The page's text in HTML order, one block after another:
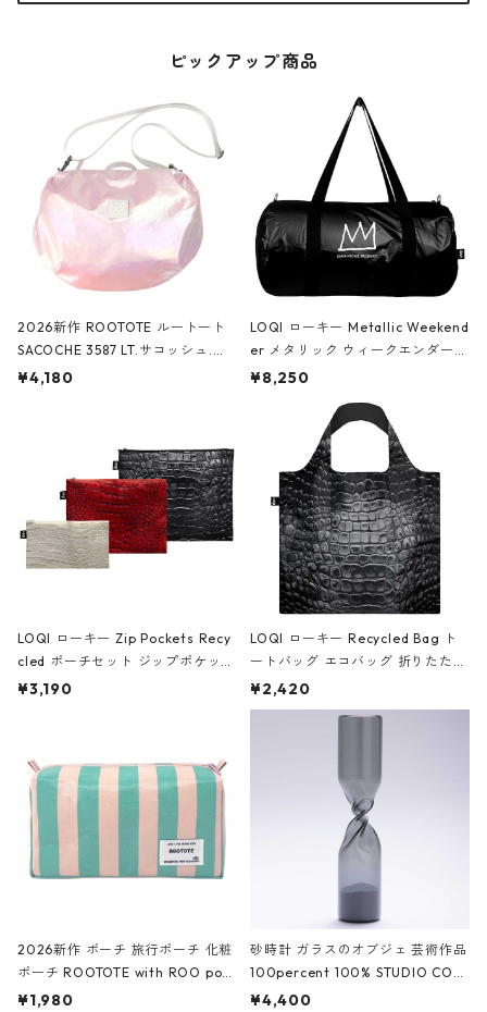
ピックアップ商品
2026新作 ROOTOTE ルートート
SACOCHE 3587 LT.サコッシュ.ル
ミエ-B ショルダーバッグ グロスピ
¥4,180
LOQI ローキー Metallic Weekend
er メタリック ウィークエンダー
ボストンバッグ ショルダーバッグ
Black ジャン=ミッシェル・バスキ
ア/クラウン ブラック
¥8,250
LOQI ローキー Zip Pockets Recy
cled ポーチセット ジップポケット
ファスナーポーチ 撥水加工 トラベ
ーガンディー、オフホワイト
¥3,190
LOQI ローキー Recycled Bag ト
ートバッグ エコバッグ 折りたたみ
大きめ 撥水加工 収納ポーチ CRO
CODILE/Black クロコダイル/ブラ
¥2,420
2026新作 ポーチ 旅行ポーチ 化粧
ポーチ ROOTOTE with ROO pou
ch 3532 ルートート WR.ポーチ.ラ
¥1,980
砂時計 ガラスのオブジェ 芸術作品
100percent 100% STUDIO COH
AKU Timeless 100パーセント ス
¥4,400